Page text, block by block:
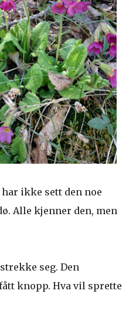
har ikke sett den noe
Alle kjenner den, men
seg. Den
knopp. Hva vil sprette